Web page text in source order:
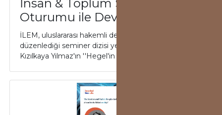
İnsan & Toplum Seminerleri 7.
Oturumu ile Devam Ediyor
İLEM, uluslararası hakemli dergisi İnsan & Toplum’un
düzenlediği seminer dizisi yedinci oturumu Rahile
Kızılkaya Yılmaz'ın ''Hegel'in Ta...